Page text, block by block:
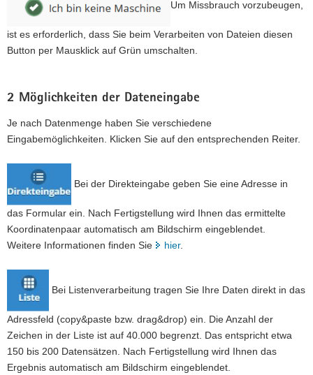
Um Missbrauch vorzubeugen,
ist es erforderlich, dass Sie beim Verarbeiten von Dateien diesen
Button per Mausklick auf Grün umschalten.
2 Möglichkeiten der Dateneingabe
Je nach Datenmenge haben Sie verschiedene
Eingabemöglichkeiten. Klicken Sie auf den entsprechenden Reiter.
Bei der Direkteingabe geben Sie eine Adresse in
das Formular ein. Nach Fertigstellung wird Ihnen das ermittelte
Koordinatenpaar automatisch am Bildschirm eingeblendet.
Weitere Informationen finden Sie
hier.
Bei Listenverarbeitung tragen Sie Ihre Daten direkt in das
Adressfeld (copy&paste bzw. drag&drop) ein. Die Anzahl der
Zeichen in der Liste ist auf 40.000 begrenzt. Das entspricht etwa
150 bis 200 Datensätzen. Nach Fertigstellung wird Ihnen das
Ergebnis automatisch am Bildschirm eingeblendet.